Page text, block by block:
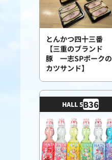
とんかつ四十三番
【三重のブランド
豚 一志SPポークの
カツサンド】
HALL 5B36